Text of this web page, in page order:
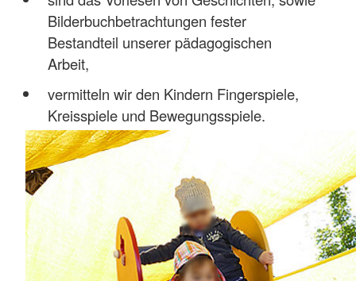
Bilderbuchbetrachtungen fester
Bestandteil unserer pädagogischen
Arbeit,
vermitteln wir den Kindern Fingerspiele,
Kreisspiele und Bewegungsspiele.